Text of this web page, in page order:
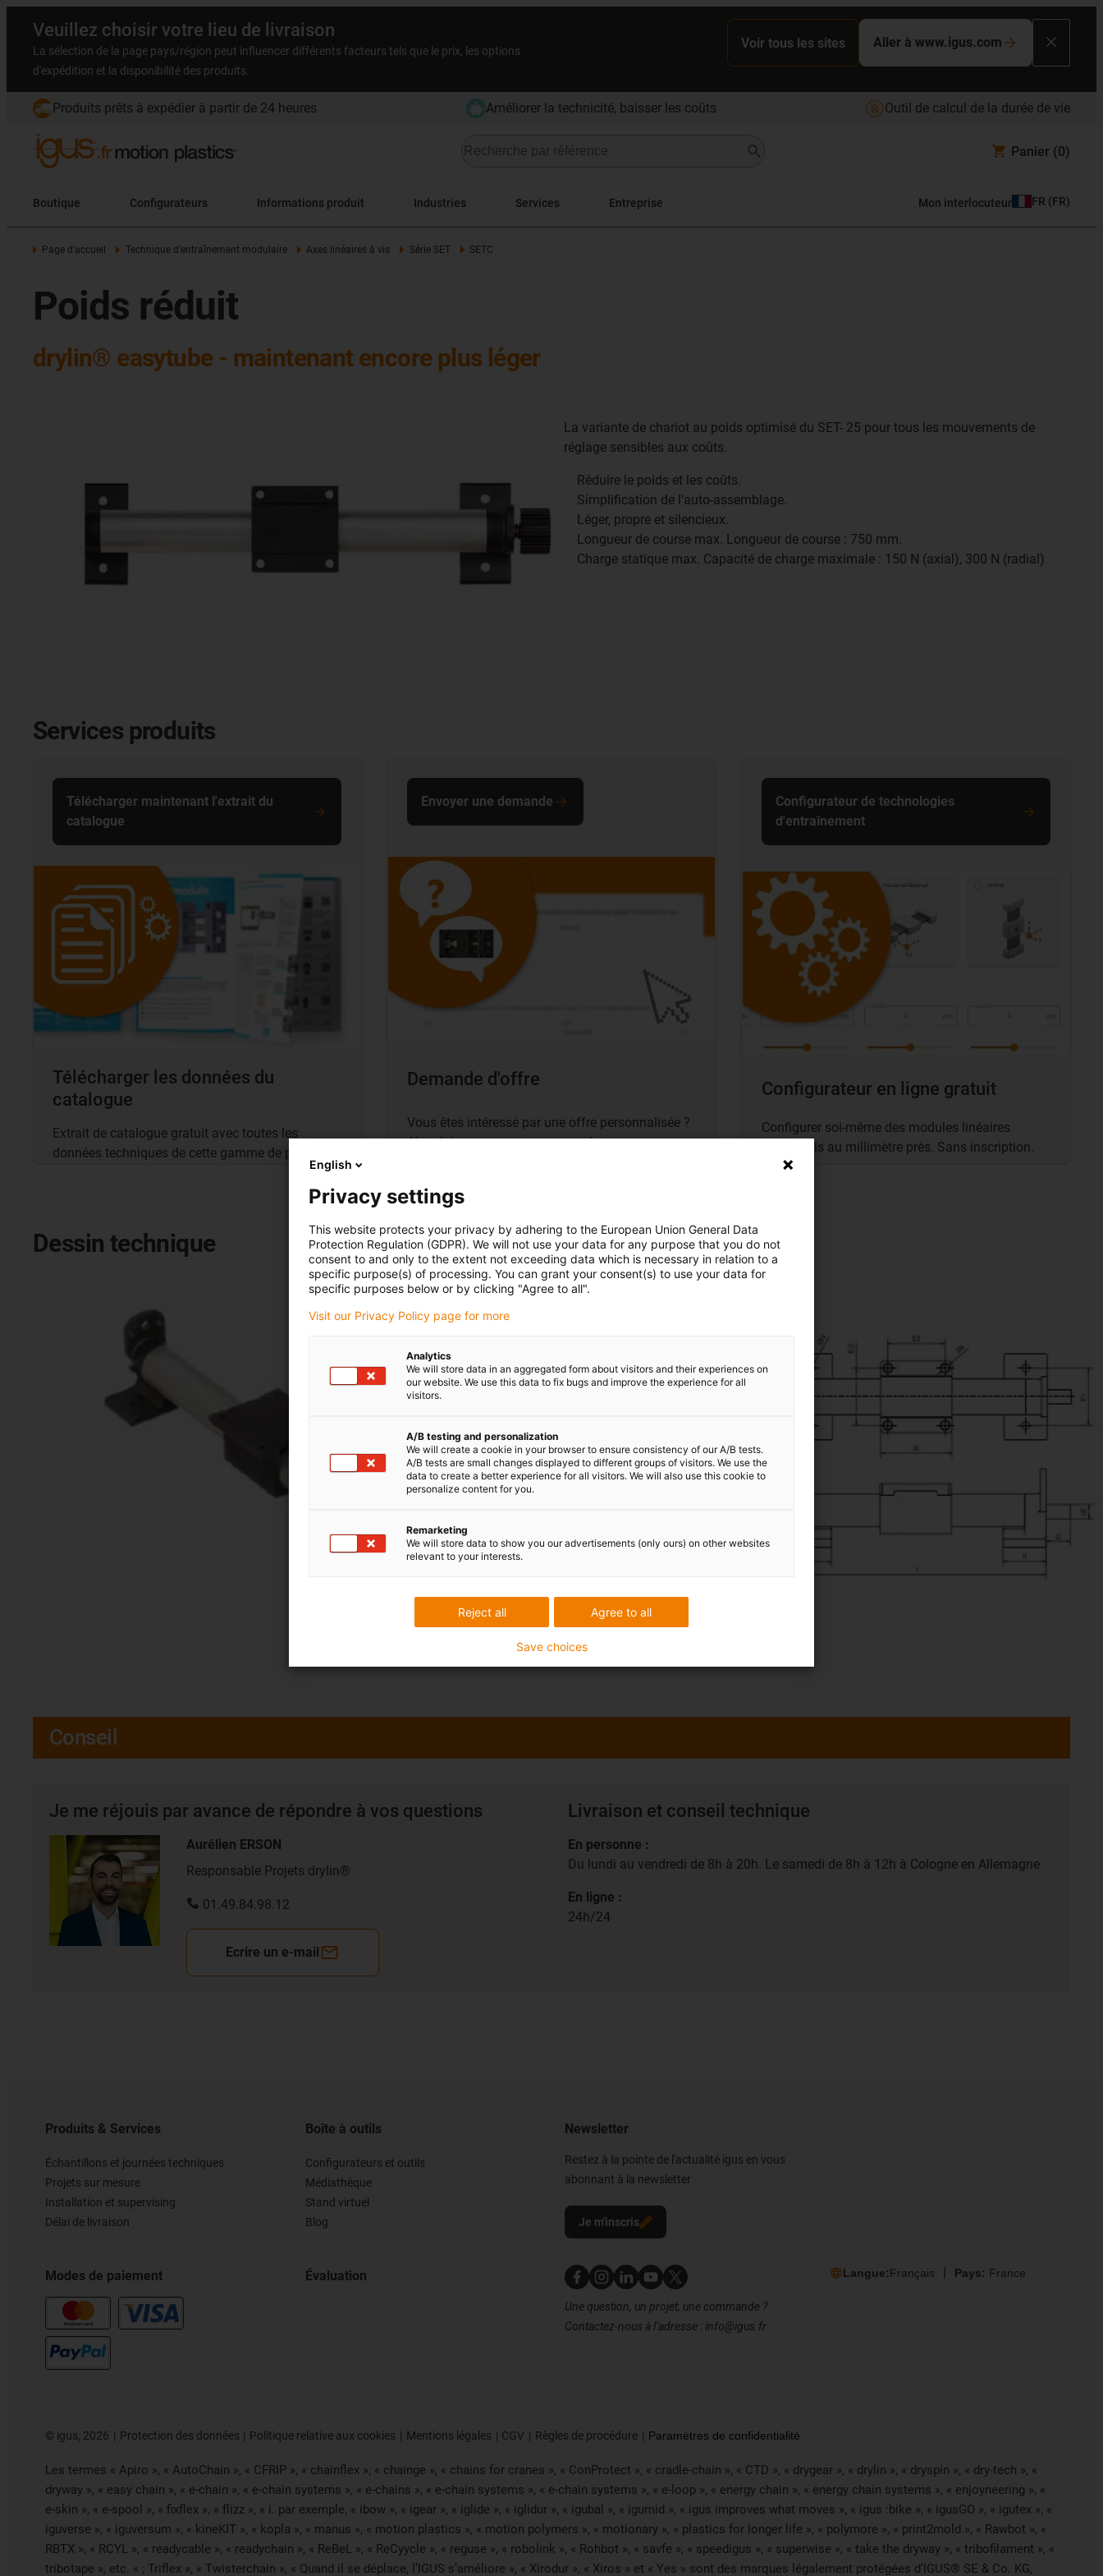
Veuillez choisir votre lieu de livraison
La sélection de la page pays/région peut influencer différents facteurs tels que le prix, les options
d'expédition et la disponibilité des produits.
Voir tous les sites Aller à www.igus.com
Produits prêts à expédier à partir de 24 heures Améliorer la technicité, baisser les coûts Outil de calcul de la durée de vie
Panier (0)
Boutique Configurateurs Informations produit Industries Services Entreprise Mon interlocuteur FR (FR)
Page d'accueil Technique d'entraînement modulaire Axes linéaires à vis Série SET SETC
Poids réduit
drylin® easytube - maintenant encore plus léger
La variante de chariot au poids optimisé du SET- 25 pour tous les mouvements de
réglage sensibles aux coûts.
Réduire le poids et les coûts.
Simplification de l'auto-assemblage.
Léger, propre et silencieux.
Longueur de course max. Longueur de course : 750 mm.
Charge statique max. Capacité de charge maximale : 150 N (axial), 300 N (radial)
Services produits
Télécharger les données du
catalogue
Extrait de catalogue gratuit avec toutes les
données techniques de cette gamme de produits.
Télécharger maintenant l'extrait du
catalogue
Demande d'offre
Vous êtes intéressé par une offre personnalisée ?
Alors laissez-nous un message !
Envoyer une demande
Configurateur en ligne gratuit
Configurer soi-même des modules linéaires
individuels au millimètre près. Sans inscription.
Configurateur de technologies
d'entraînement
Dessin technique
Conseil
Je me réjouis par avance de répondre à vos questions
Aurélien ERSON
Responsable Projets drylin®
01.49.84.98.12
Ecrire un e-mail
Livraison et conseil technique
En personne :
Du lundi au vendredi de 8h à 20h. Le samedi de 8h à 12h à Cologne en Allemagne
En ligne :
24h/24
Produits & Services
Échantillons et journées techniques
Projets sur mesure
Installation et supervising
Délai de livraison
Modes de paiement
Boîte à outils
Configurateurs et outils
Médiathèque
Stand virtuel
Blog
Évaluation
Newsletter
Restez à la pointe de l'actualité igus en vous
abonnant à la newsletter
Je m'inscris
Nous contacter
Une question, un projet, une commande ?
Contactez-nous à l’adresse : info@igus.fr
Langue:Français Pays: France
© igus, 2026 Protection des données Politique relative aux cookies Mentions légales CGV Règles de procédure Paramètres de confidentialité
Les termes « Apiro », « AutoChain », « CFRIP », « chainflex », « chainge », « chains for cranes », « ConProtect », « cradle-chain », « CTD », « drygear », « drylin », « dryspin », « dry-tech », «
dryway », « easy chain », « e-chain », « e-chain systems », « e-chains », « e-chain systems », « e-chain systems », « e-loop », « energy chain », « energy chain systems », « enjoyneering », «
e-skin », « e-spool », « fixflex », « flizz », « i. par exemple, « ibow », « igear », « iglide », « iglidur », « igubal », « igumid », « igus improves what moves », « igus :bike », « igusGO », « igutex », «
iguverse », « iguversum », « kineKIT », « kopla », « manus », « motion plastics », « motion polymers », « motionary », « plastics for longer life », « polymore », « print2mold », « Rawbot », «
RBTX », « RCYL », « readycable », « readychain », « ReBeL », « ReCyycle », « reguse », « robolink », « Rohbot », « savfe », « speedigus », « superwise », « take the dryway », « tribofilament », «
tribotape », etc. « ; Triflex », « Twisterchain », « Quand il se déplace, l’IGUS s’améliore », « Xirodur », « Xiros » et « Yes » sont des marques légalement protégées d’IGUS® SE & Co. KG,
English
Privacy settings
This website protects your privacy by adhering to the European Union General Data
Protection Regulation (GDPR). We will not use your data for any purpose that you do not
consent to and only to the extent not exceeding data which is necessary in relation to a
specific purpose(s) of processing. You can grant your consent(s) to use your data for
specific purposes below or by clicking "Agree to all".
Visit our Privacy Policy page for more
Analytics
We will store data in an aggregated form about visitors and their experiences on
our website. We use this data to fix bugs and improve the experience for all
visitors.
A/B testing and personalization
We will create a cookie in your browser to ensure consistency of our A/B tests.
A/B tests are small changes displayed to different groups of visitors. We use the
data to create a better experience for all visitors. We will also use this cookie to
personalize content for you.
Remarketing
We will store data to show you our advertisements (only ours) on other websites
relevant to your interests.
Agree to all
Reject all
Save choices